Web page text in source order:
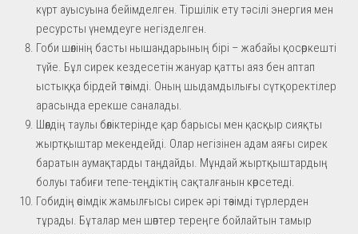
күрт ауысуына бейімделген. Тіршілік ету тәсілі энергия мен
ресурсты үнемдеуге негізделген.
Гоби шөлінің басты нышандарының бірі – жабайы қосөркешті
түйе. Бұл сирек кездесетін жануар қатты аяз бен аптап
ыстыққа бірдей төзімді. Оның шыдамдылығы сүтқоректілер
арасында ерекше саналады.
Шөлдің таулы бөліктерінде қар барысы мен қасқыр сияқты
жыртқыштар мекендейді. Олар негізінен адам аяғы сирек
баратын аумақтарды таңдайды. Мұндай жыртқыштардың
болуы табиғи тепе-теңдіктің сақталғанын көрсетеді.
Гобидің өсімдік жамылғысы сирек әрі төзімді түрлерден
тұрады. Бұталар мен шөптер тереңге бойлайтын тамыр